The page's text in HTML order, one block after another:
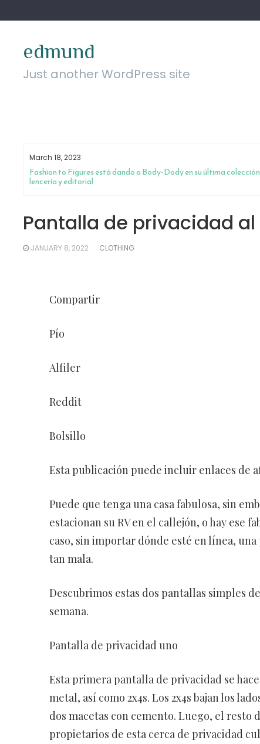
to
edmund
Just another WordPress site
March 18, 2023
Fashion to Figures está dando a Body-Dody en su última
lencería y editorial
Pantalla de privacidad al
JANUARY 8, 2022 CLOTHING
Compartir
Pío
Alfiler
Reddit
Bolsillo
Esta publicación puede incluir enlaces de
Puede que tenga una casa fabulosa, sin
estacionan su RV en el callejón, o hay ese
caso, sin importar dónde esté en línea,
tan mala.
Descubrimos estas dos pantallas simples
semana.
Pantalla de privacidad uno
Esta primera pantalla de privacidad se
metal, así como 2x4s. Los 2x4s bajan los
dos macetas con cemento. Luego, el resto
propietarios de esta cerca de privacidad